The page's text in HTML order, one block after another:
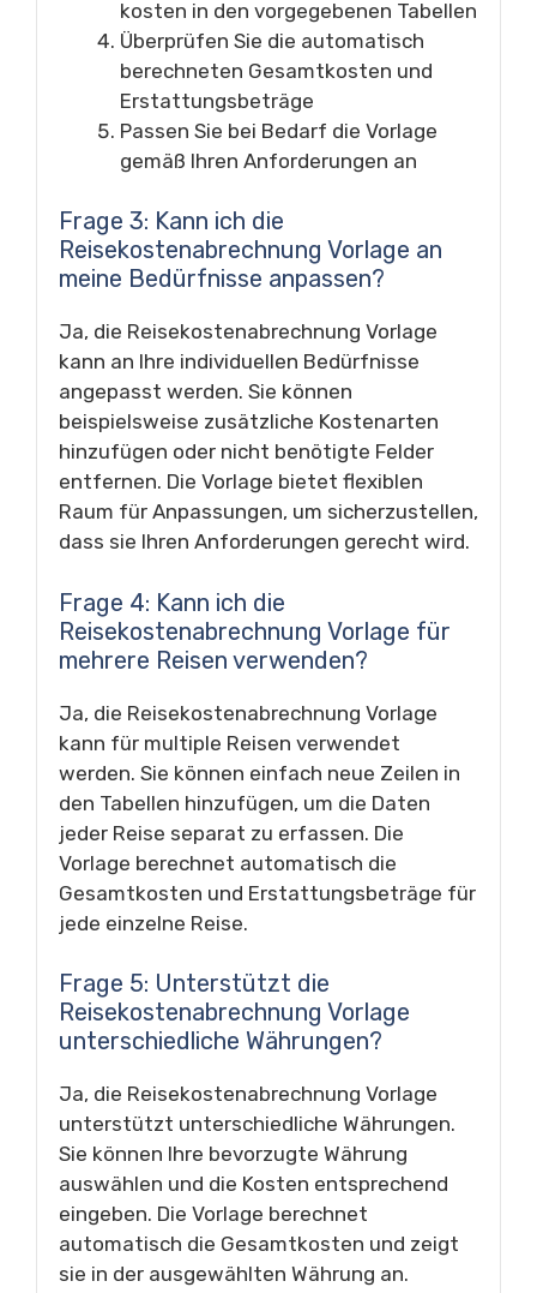
kosten in den vorgegebenen Tabellen
Überprüfen Sie die automatisch
berechneten Gesamtkosten und
Erstattungsbeträge
Passen Sie bei Bedarf die Vorlage
gemäß Ihren Anforderungen an
Frage 3: Kann ich die
Reisekostenabrechnung Vorlage an
meine Bedürfnisse anpassen?
Ja, die Reisekostenabrechnung Vorlage
kann an Ihre individuellen Bedürfnisse
angepasst werden. Sie können
beispielsweise zusätzliche Kostenarten
hinzufügen oder nicht benötigte Felder
entfernen. Die Vorlage bietet flexiblen
Raum für Anpassungen, um sicherzustellen,
dass sie Ihren Anforderungen gerecht wird.
Frage 4: Kann ich die
Reisekostenabrechnung Vorlage für
mehrere Reisen verwenden?
Ja, die Reisekostenabrechnung Vorlage
kann für multiple Reisen verwendet
werden. Sie können einfach neue Zeilen in
den Tabellen hinzufügen, um die Daten
jeder Reise separat zu erfassen. Die
Vorlage berechnet automatisch die
Gesamtkosten und Erstattungsbeträge für
jede einzelne Reise.
Frage 5: Unterstützt die
Reisekostenabrechnung Vorlage
unterschiedliche Währungen?
Ja, die Reisekostenabrechnung Vorlage
unterstützt unterschiedliche Währungen.
Sie können Ihre bevorzugte Währung
auswählen und die Kosten entsprechend
eingeben. Die Vorlage berechnet
automatisch die Gesamtkosten und zeigt
sie in der ausgewählten Währung an.